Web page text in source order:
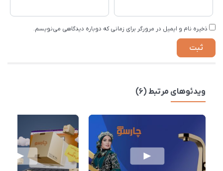
ذخیره نام و ایمیل در مرورگر برای زمانی که دوباره دیدگاهی می‌نویسم.
ویدئوهای مرتبط (6)